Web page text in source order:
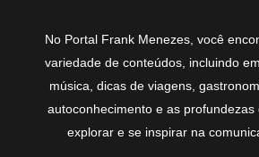
No Portal Frank Menezes, você
variedade de conteúdos, incluindo
música, dicas de viagens,
autoconhecimento e as profundezas
explorar e se inspirar na